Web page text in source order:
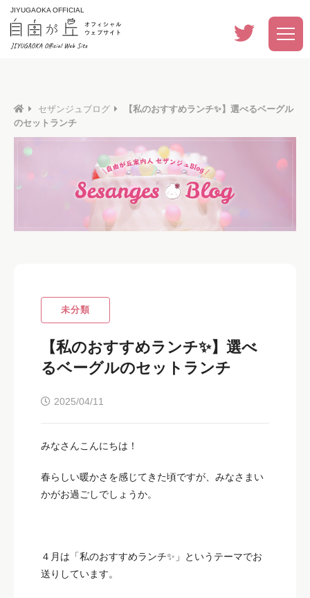
JIYUGAOKA OFFICIAL
セザンジュブログ
【私のおすすめランチ✨】選べるベーグル
のセットランチ
未分類
【私のおすすめランチ✨】選べ
るベーグルのセットランチ
2025/04/11
みなさんこんにちは！
春らしい暖かさを感じてきた頃ですが、みなさまい
かがお過ごしでしょうか。
４月は「私のおすすめランチ✨」というテーマでお
送りしています。